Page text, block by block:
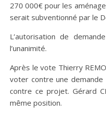
270 000€ pour les
serait subventionné par le
L’autorisation de
l’unanimité.
Après le vote Thierry
voter contre une demande
contre ce projet. Gérard
même position.